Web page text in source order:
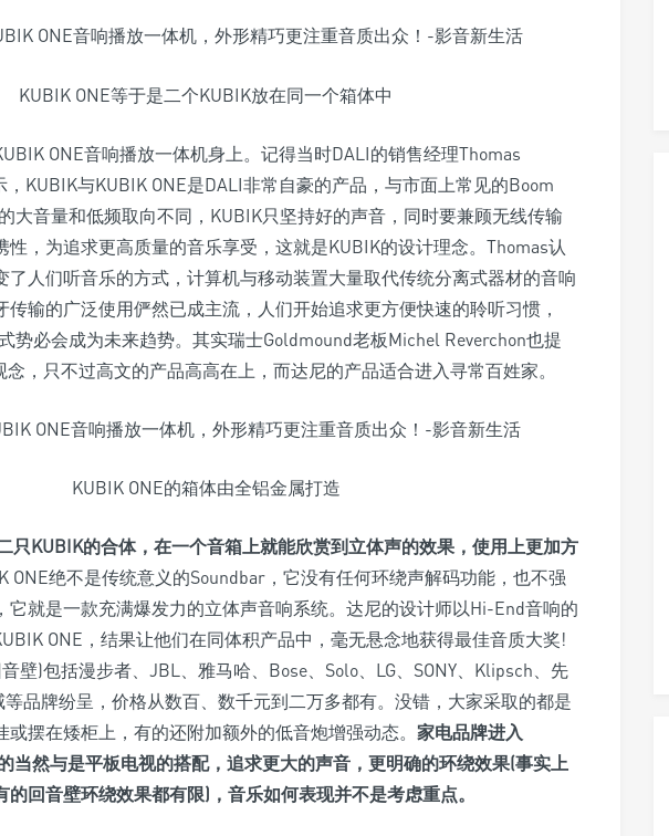
KUBIK ONE等于是二个KUBIK放在同一个箱体中
ONE音响播放一体机身上。记得当时DALI的销售经理Thomas
KUBIK与KUBIK ONE是DALI非常自豪的产品，与市面上常见的Boom
大音量和低频取向不同，KUBIK只坚持好的声音，同时要兼顾无线传输
性，为追求更高质量的音乐享受，这就是KUBIK的设计理念。Thomas认
了人们听音乐的方式，计算机与移动装置大量取代传统分离式器材的音响
传输的广泛使用俨然已成主流，人们开始追求更方便快速的聆听习惯，
势必会成为未来趋势。其实瑞士Goldmound老板Michel Reverchon也提
念，只不过高文的产品高高在上，而达尼的产品适合进入寻常百姓家。
KUBIK ONE的箱体由全铝金属打造
只KUBIK的合体，在一个音箱上就能欣赏到立体声的效果，使用上更加方
ONE绝不是传统意义的Soundbar，它没有任何环绕声解码功能，也不强
它就是一款充满爆发力的立体声音响系统。达尼的设计师以Hi-End音响的
ONE，结果让他们在同体积产品中，毫无悬念地获得最佳音质大奖!
壁)包括漫步者、JBL、雅马哈、Bose、Solo、LG、SONY、Klipsch、先
等品牌纷呈，价格从数百、数千元到二万多都有。没错，大家采取的都是
摆在矮柜上，有的还附加额外的低音炮增强动态。 家电品牌进入
当然与是平板电视的搭配，追求更大的声音，更明确的环绕效果(事实上
的回音壁环绕效果都有限)，音乐如何表现并不是考虑重点。